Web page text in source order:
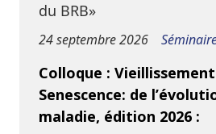
du BRB»
24 septembre 2026
Colloque :
Senescence: de
maladie, édition 2026 :